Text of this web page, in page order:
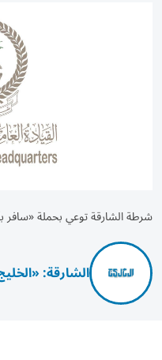
شرطة الشارقة توعي بحملة «سافر
الشارقة: